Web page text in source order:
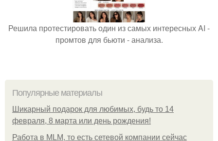
Решила протестировать один из самых интересных AI -
промтов для бьюти - анализа.
Популярные материалы
Шикарный подарок для любимых, будь то 14
февраля, 8 марта или день рождения!
Работа в MLM, то есть сетевой компании сейчас